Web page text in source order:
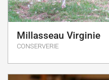
Millasseau Virginie
CONSERVERIE